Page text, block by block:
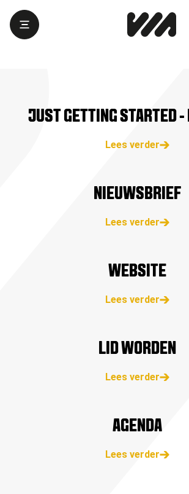
JUST GETTING STARTED -
Lees verder
NIEUWSBRIEF
Lees verder
WEBSITE
Lees verder
LID WORDEN
Lees verder
AGENDA
Lees verder